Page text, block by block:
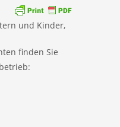
und Kinder,
finden Sie